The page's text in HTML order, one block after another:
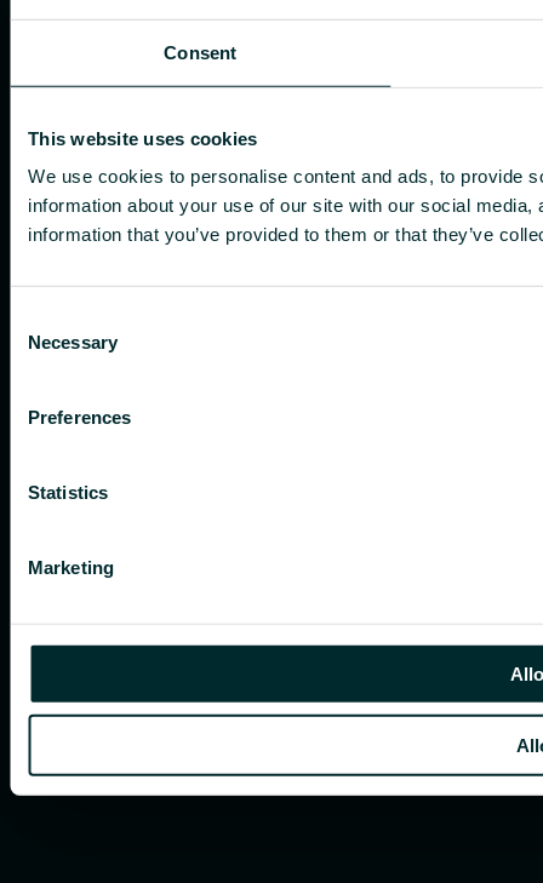
Consent
This website uses cookies
We use cookies to personalise content and ads, to provide
information about your use of our site with our social
information that you’ve provided to them or that they’ve
Selection
Necessary
Preferences
Statistics
Marketing